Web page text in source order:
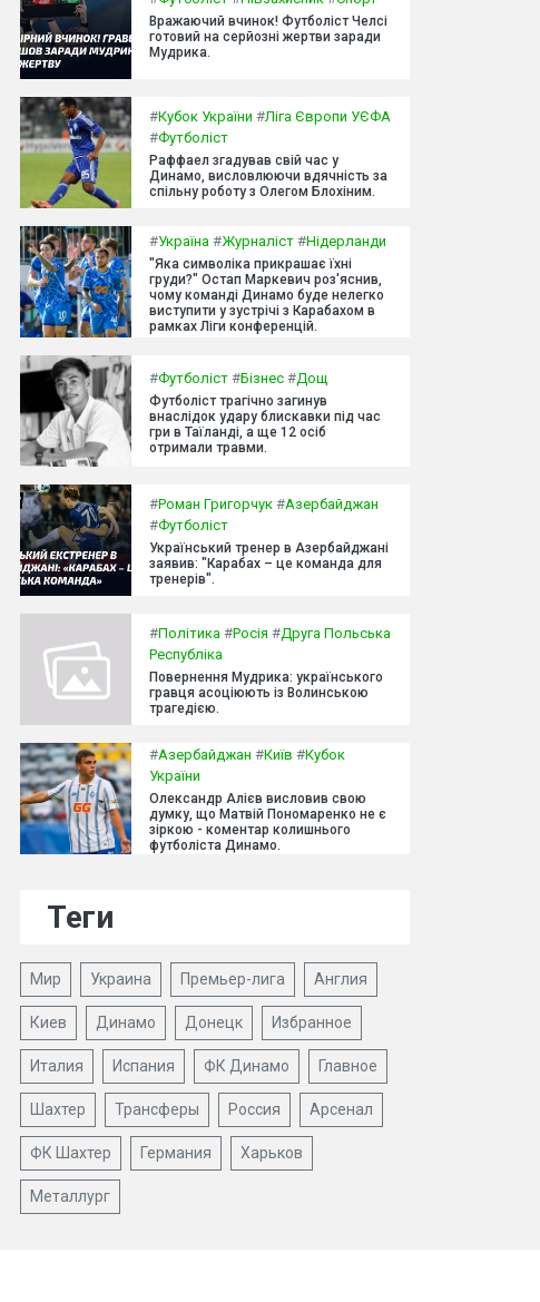
Вражаючий вчинок! Футболіст Челсі
готовий на серйозні жертви заради
Мудрика.
#Кубок України #Ліга Європи УЄФА
#Футболіст
Раффаел згадував свій час у
Динамо, висловлюючи вдячність за
спільну роботу з Олегом Блохіним.
#Україна #Журналіст #Нідерланди
"Яка символіка прикрашає їхні
груди?" Остап Маркевич роз'яснив,
чому команді Динамо буде нелегко
виступити у зустрічі з Карабахом в
рамках Ліги конференцій.
#Футболіст #Бізнес #Дощ
Футболіст трагічно загинув
внаслідок удару блискавки під час
гри в Таїланді, а ще 12 осіб
отримали травми.
#Роман Григорчук #Азербайджан
#Футболіст
Український тренер в Азербайджані
заявив: "Карабах – це команда для
тренерів".
#Політика #Росія #Друга Польська
Республіка
Повернення Мудрика: українського
гравця асоціюють із Волинською
трагедією.
#Азербайджан #Київ #Кубок
України
Олександр Алієв висловив свою
думку, що Матвій Пономаренко не є
зіркою - коментар колишнього
футболіста Динамо.
Теги
Мир Украина Премьер-лига Англия
Киев Динамо Донецк Избранное
Италия Испания ФК Динамо Главное
Шахтер Трансферы Россия Арсенал
ФК Шахтер Германия Харьков
Металлург